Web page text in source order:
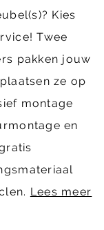
Kies
Twee
pakken jouw
ze op
montage
en
Lees meer